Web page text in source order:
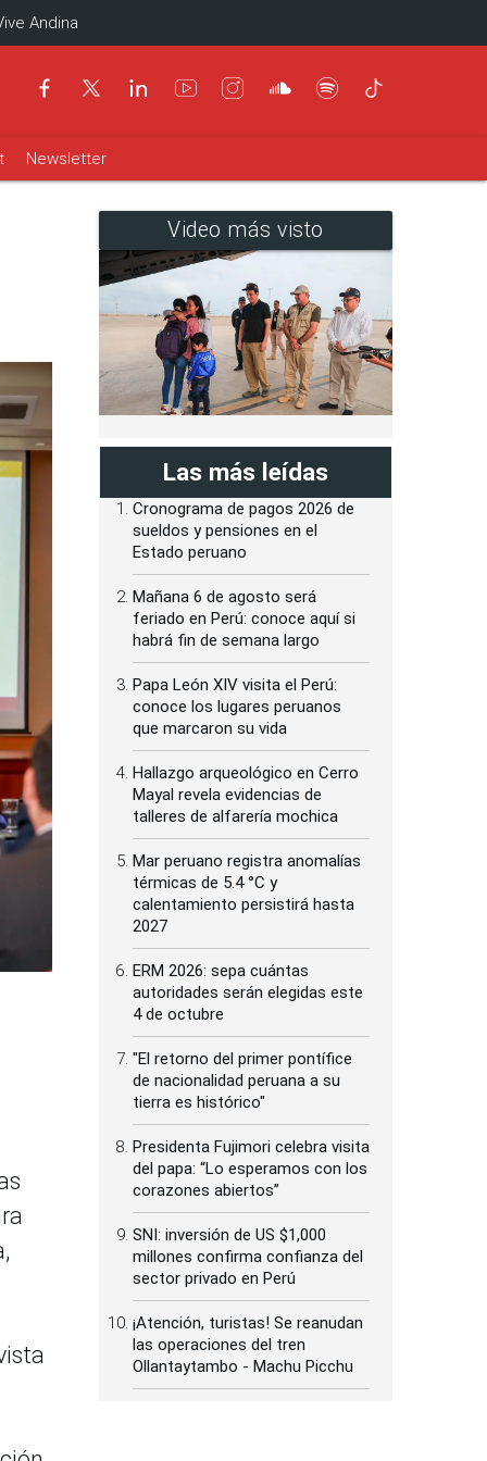
Andina
Newsletter
Video más visto
Las más leídas
Cronograma de pagos 2026 de
sueldos y pensiones en el
Estado peruano
Mañana 6 de agosto será
feriado en Perú: conoce aquí si
habrá fin de semana largo
Papa León XIV visita el Perú:
conoce los lugares peruanos
que marcaron su vida
Hallazgo arqueológico en Cerro
Mayal revela evidencias de
talleres de alfarería mochica
Mar peruano registra anomalías
térmicas de 5.4 °C y
calentamiento persistirá hasta
2027
ERM 2026: sepa cuántas
autoridades serán elegidas este
4 de octubre
"El retorno del primer pontífice
de nacionalidad peruana a su
tierra es histórico"
Presidenta Fujimori celebra visita
del papa: “Lo esperamos con los
corazones abiertos”
SNI: inversión de US $1,000
millones confirma confianza del
sector privado en Perú
¡Atención, turistas! Se reanudan
las operaciones del tren
Ollantaytambo - Machu Picchu